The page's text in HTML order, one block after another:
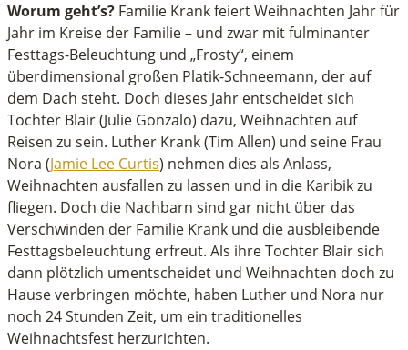
Worum geht’s? Familie Krank feiert Weihnachten Jahr für
Jahr im Kreise der Familie – und zwar mit fulminanter
Festtags-Beleuchtung und „Frosty“, einem
überdimensional großen Platik-Schneemann, der auf
dem Dach steht. Doch dieses Jahr entscheidet sich
Tochter Blair (Julie Gonzalo) dazu, Weihnachten auf
Reisen zu sein. Luther Krank (Tim Allen) und seine Frau
Nora (Jamie Lee Curtis) nehmen dies als Anlass,
Weihnachten ausfallen zu lassen und in die Karibik zu
fliegen. Doch die Nachbarn sind gar nicht über das
Verschwinden der Familie Krank und die ausbleibende
Festtagsbeleuchtung erfreut. Als ihre Tochter Blair sich
dann plötzlich umentscheidet und Weihnachten doch zu
Hause verbringen möchte, haben Luther und Nora nur
noch 24 Stunden Zeit, um ein traditionelles
Weihnachtsfest herzurichten.